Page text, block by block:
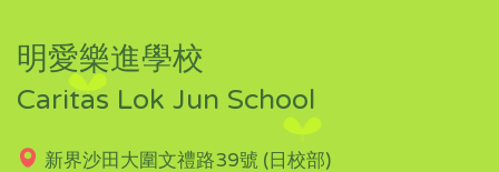
明愛樂進學校
Caritas Lok Jun School
新界沙田大圍文禮路39號 (日校部)